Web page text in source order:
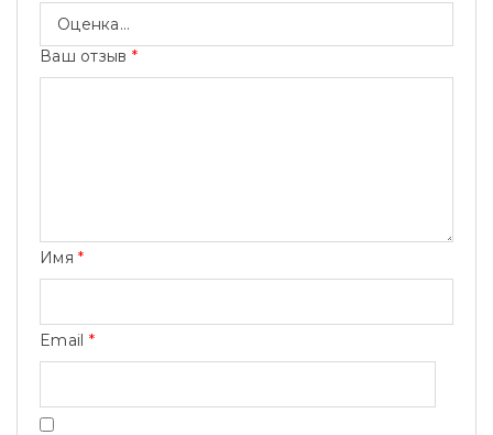
Ваш отзыв *
Имя *
Email *